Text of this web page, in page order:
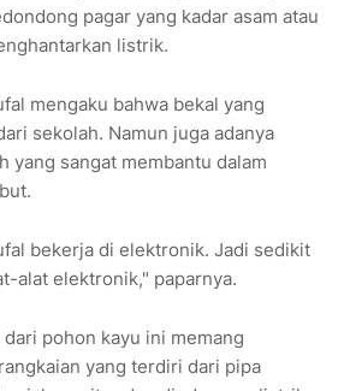
pagar yang kadar asam atau
listrik.
mengaku bahwa bekal yang
sekolah. Namun juga adanya
yang sangat membantu dalam
bekerja di elektronik. Jadi sedikit
alat elektronik," paparnya.
pohon kayu ini memang
yang terdiri dari pipa